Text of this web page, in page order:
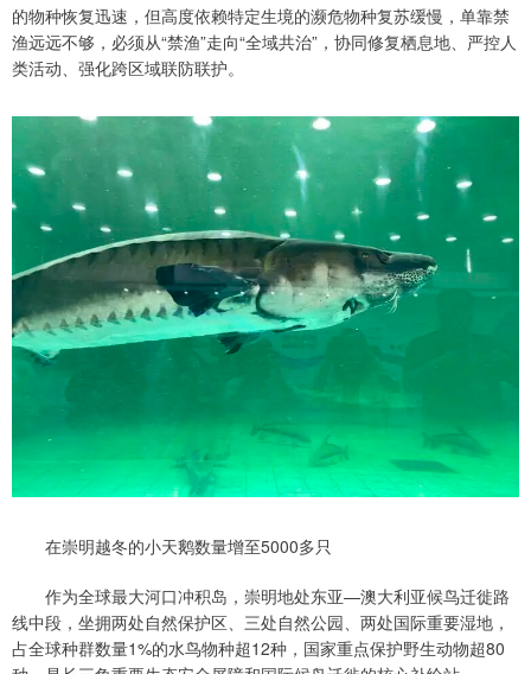
的物种恢复迅速，但高度依赖特定生境的濒危物种复苏缓慢，单靠禁
渔远远不够，必须从“禁渔”走向“全域共治”，协同修复栖息地、严控人
类活动、强化跨区域联防联护。
在崇明越冬的小天鹅数量增至5000多只
作为全球最大河口冲积岛，崇明地处东亚—澳大利亚候鸟迁徙路
线中段，坐拥两处自然保护区、三处自然公园、两处国际重要湿地，
占全球种群数量1%的水鸟物种超12种，国家重点保护野生动物超80